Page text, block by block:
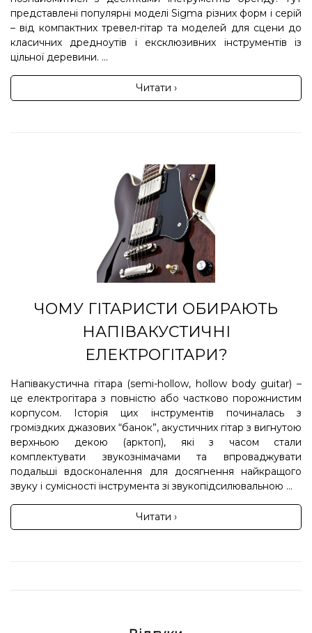
представлені популярні моделі Sigma різних форм і серій
– від компактних тревел-гітар та моделей для сцени до
класичних дредноутів і ексклюзивних інструментів із
цільної деревини. ...
Читати ›
ЧОМУ ГІТАРИСТИ ОБИРАЮТЬ
НАПІВАКУСТИЧНІ
ЕЛЕКТРОГІТАРИ?
Напівакустична гітара (semi-hollow, hollow body guitar) –
це електрогітара з повністю або частково порожнистим
корпусом. Історія цих інструментів починалась з
громіздких джазових “банок”, акустичних гітар з вигнутою
верхньою декою (арктоп), які з часом стали
комплектувати звукознімачами та впроваджувати
подальші вдосконалення для досягнення найкращого
звуку і сумісності інструмента зі звукопідсилювальною ...
Читати ›